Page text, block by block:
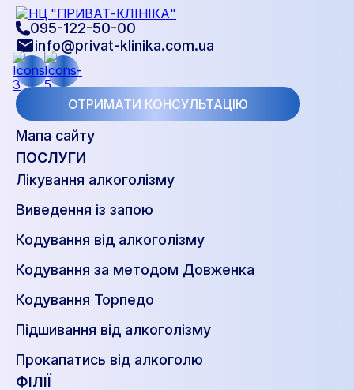
095-122-50-00
info@privat-klinika.com.ua
ОТРИМАТИ КОНСУЛЬТАЦІЮ
Мапа сайту
ПОСЛУГИ
Лікування алкоголізму
Виведення із запою
Кодування від алкоголізму
Кодування за методом Довженка
Кодування Торпедо
Підшивання від алкоголізму
Прокапатись від алкоголю
ФІЛІЇ